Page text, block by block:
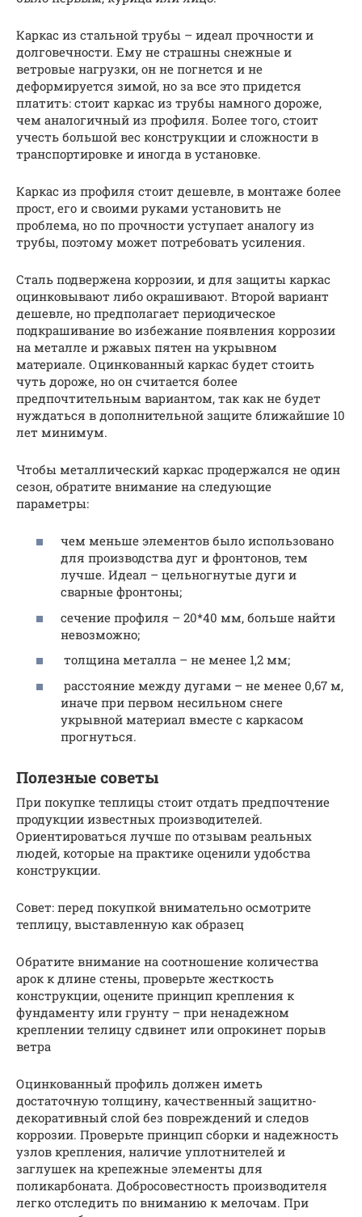
Каркас из стальной трубы – идеал прочности и
долговечности. Ему не страшны снежные и
ветровые нагрузки, он не погнется и не
деформируется зимой, но за все это придется
платить: стоит каркас из трубы намного дороже,
чем аналогичный из профиля. Более того, стоит
учесть большой вес конструкции и сложности в
транспортировке и иногда в установке.
Каркас из профиля стоит дешевле, в монтаже более
прост, его и своими руками установить не
проблема, но по прочности уступает аналогу из
трубы, поэтому может потребовать усиления.
Сталь подвержена коррозии, и для защиты каркас
оцинковывают либо окрашивают. Второй вариант
дешевле, но предполагает периодическое
подкрашивание во избежание появления коррозии
на металле и ржавых пятен на укрывном
материале. Оцинкованный каркас будет стоить
чуть дороже, но он считается более
предпочтительным вариантом, так как не будет
нуждаться в дополнительной защите ближайшие 10
лет минимум.
Чтобы металлический каркас продержался не один
сезон, обратите внимание на следующие
параметры:
чем меньше элементов было использовано
для производства дуг и фронтонов, тем
лучше. Идеал – цельногнутые дуги и
сварные фронтоны;
сечение профиля – 20*40 мм, больше найти
невозможно;
толщина металла – не менее 1,2 мм;
расстояние между дугами – не менее 0,67 м,
иначе при первом несильном снеге
укрывной материал вместе с каркасом
прогнуться.
Полезные советы
При покупке теплицы стоит отдать предпочтение
продукции известных производителей.
Ориентироваться лучше по отзывам реальных
людей, которые на практике оценили удобства
конструкции.
Совет: перед покупкой внимательно осмотрите
теплицу, выставленную как образец
Обратите внимание на соотношение количества
арок к длине стены, проверьте жесткость
конструкции, оцените принцип крепления к
фундаменту или грунту – при ненадежном
креплении телицу сдвинет или опрокинет порыв
ветра
Оцинкованный профиль должен иметь
достаточную толщину, качественный защитно-
декоративный слой без повреждений и следов
коррозии. Проверьте принцип сборки и надежность
узлов крепления, наличие уплотнителей и
заглушек на крепежные элементы для
поликарбоната. Добросовестность производителя
легко отследить по вниманию к мелочам. При